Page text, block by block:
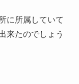
に所属していて
来たのでしょう